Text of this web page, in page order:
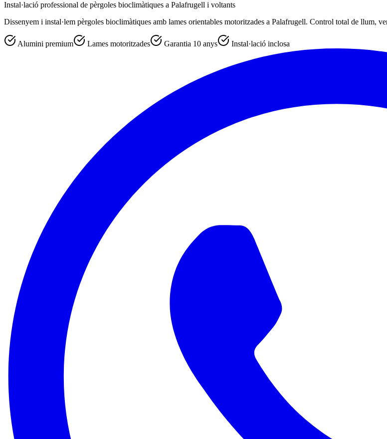
Instal·lació professional de pèrgoles bioclimàtiques a Palafrugell i voltants
Dissenyem i instal·lem pèrgoles bioclimàtiques amb lames orientables motoritzades a Palafrugell. Control total de llum,
Alumini premium Lames motoritzades Garantia 10 anys Instal·lació inclosa